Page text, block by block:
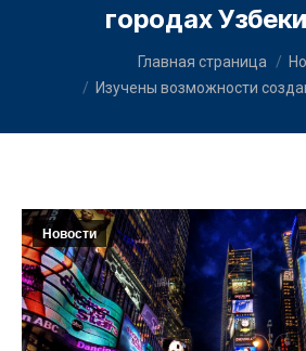
городах
Главная страница
Изучены возможности
Новости